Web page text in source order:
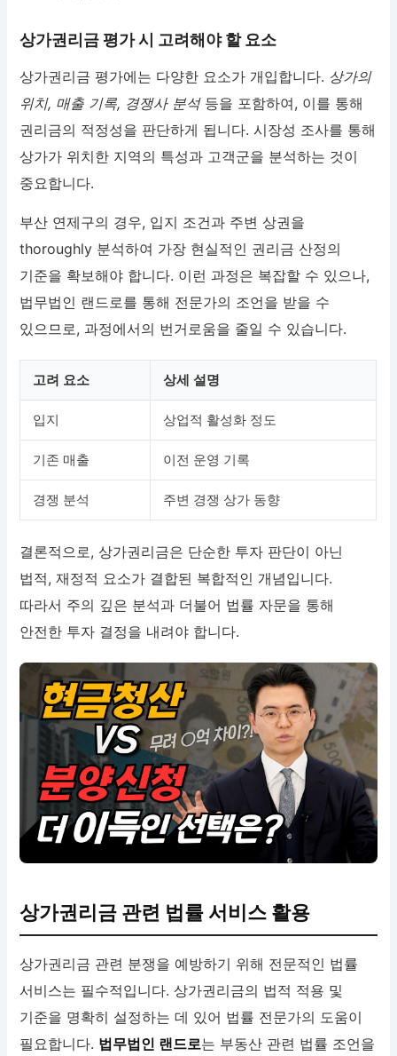
상가권리금 평가 시 고려해야 할 요소
상가권리금 평가에는 다양한 요소가 개입합니다. 상가의
위치, 매출 기록, 경쟁사 분석등을 포함하여, 이를 통해
권리금의 적정성을 판단하게 됩니다. 시장성 조사를 통해
상가가 위치한 지역의 특성과 고객군을 분석하는 것이
중요합니다.
부산 연제구의 경우, 입지 조건과 주변 상권을
thoroughly 분석하여 가장 현실적인 권리금 산정의
기준을 확보해야 합니다. 이런 과정은 복잡할 수 있으나,
법무법인 랜드로를 통해 전문가의 조언을 받을 수
있으므로, 과정에서의 번거로움을 줄일 수 있습니다.
고려 요소 상세 설명
입지 상업적 활성화 정도
기존 매출 이전 운영 기록
경쟁 분석 주변 경쟁 상가 동향
결론적으로, 상가권리금은 단순한 투자 판단이 아닌
법적, 재정적 요소가 결합된 복합적인 개념입니다.
따라서 주의 깊은 분석과 더불어 법률 자문을 통해
안전한 투자 결정을 내려야 합니다.
상가권리금 관련 법률 서비스 활용
상가권리금 관련 분쟁을 예방하기 위해 전문적인 법률
서비스는 필수적입니다. 상가권리금의 법적 적용 및
기준을 명확히 설정하는 데 있어 법률 전문가의 도움이
필요합니다. 법무법인 랜드로는 부동산 관련 법률 조언을